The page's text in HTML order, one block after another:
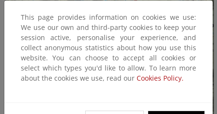
This page provides information on cookies we use:
We use our own and third-party cookies to keep your
session active, personalise your experience, and
collect anonymous statistics about how you use this
website. You can choose to accept all cookies or
select which types you'd like to allow. To learn more
about the cookies we use, read our Cookies Policy.